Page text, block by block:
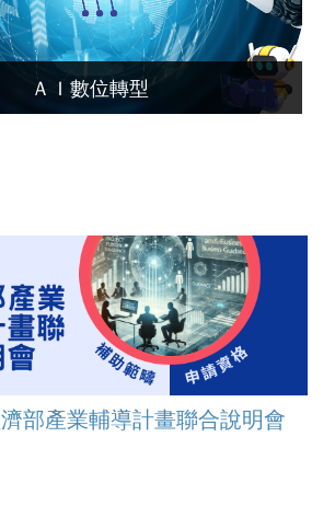
ＡＩ數位轉型
部產業輔導計畫聯合說明會